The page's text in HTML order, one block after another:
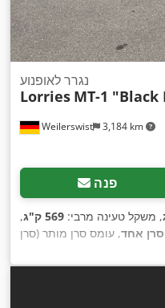
Weilerswist 3,184 km
נגרר לאופנוע
Lorries MT-1
פנה
, משקל טעינה מרבי: 569 ק"ג
,
סרן אחד, עומס סרן מותר (סרן
כולל:1,730 מ"מ
, מתלה: